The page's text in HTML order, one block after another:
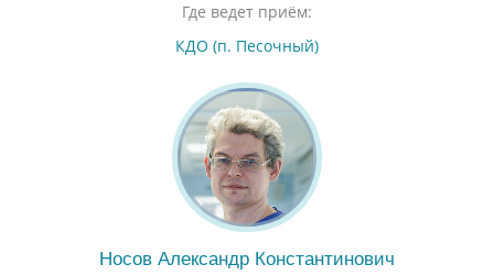
Где ведет приём:
КДО (п. Песочный)
Носов Александр Константинович